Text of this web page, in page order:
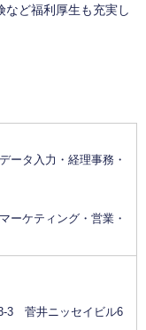
など福利厚生も充実し
ータ入力・経理事務・
ーケティング・営業・
3 菅井ニッセイビル6